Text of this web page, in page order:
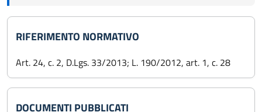
RIFERIMENTO NORMATIVO
Art. 24, c. 2, D.Lgs. 33/2013; L. 190/2012, art. 1, c. 28
DOCUMENTI PUBBLICATI